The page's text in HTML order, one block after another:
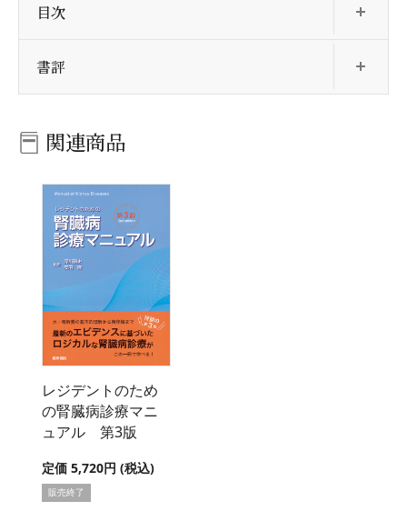
目次
書評
関連商品
レジデントのため
の腎臓病診療マニ
ュアル 第3版
定価 5,720円 (税込)
販売終了